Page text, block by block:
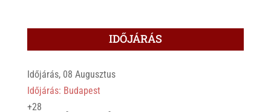
IDŐJÁRÁS
Időjárás, 08 Augusztus
Időjárás: Budapest
+28